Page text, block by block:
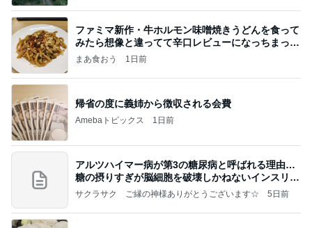
ファミマ新作・牛ホルモン味噌焼きうどんを食って
みたら想像と違ってて辛口レビューになっちまった
話
まあ食おう 1日前
帰省の度に義姉から徴収される会費
Amebaトピックス 1日前
アルツハイマー病が第3の糖尿病と呼ばれる理由…
糖の摂りすぎが脳細胞を破壊しかねないインスリン
の恐
サクラサク ご縁の神様ありがとうございます☆ 5日前